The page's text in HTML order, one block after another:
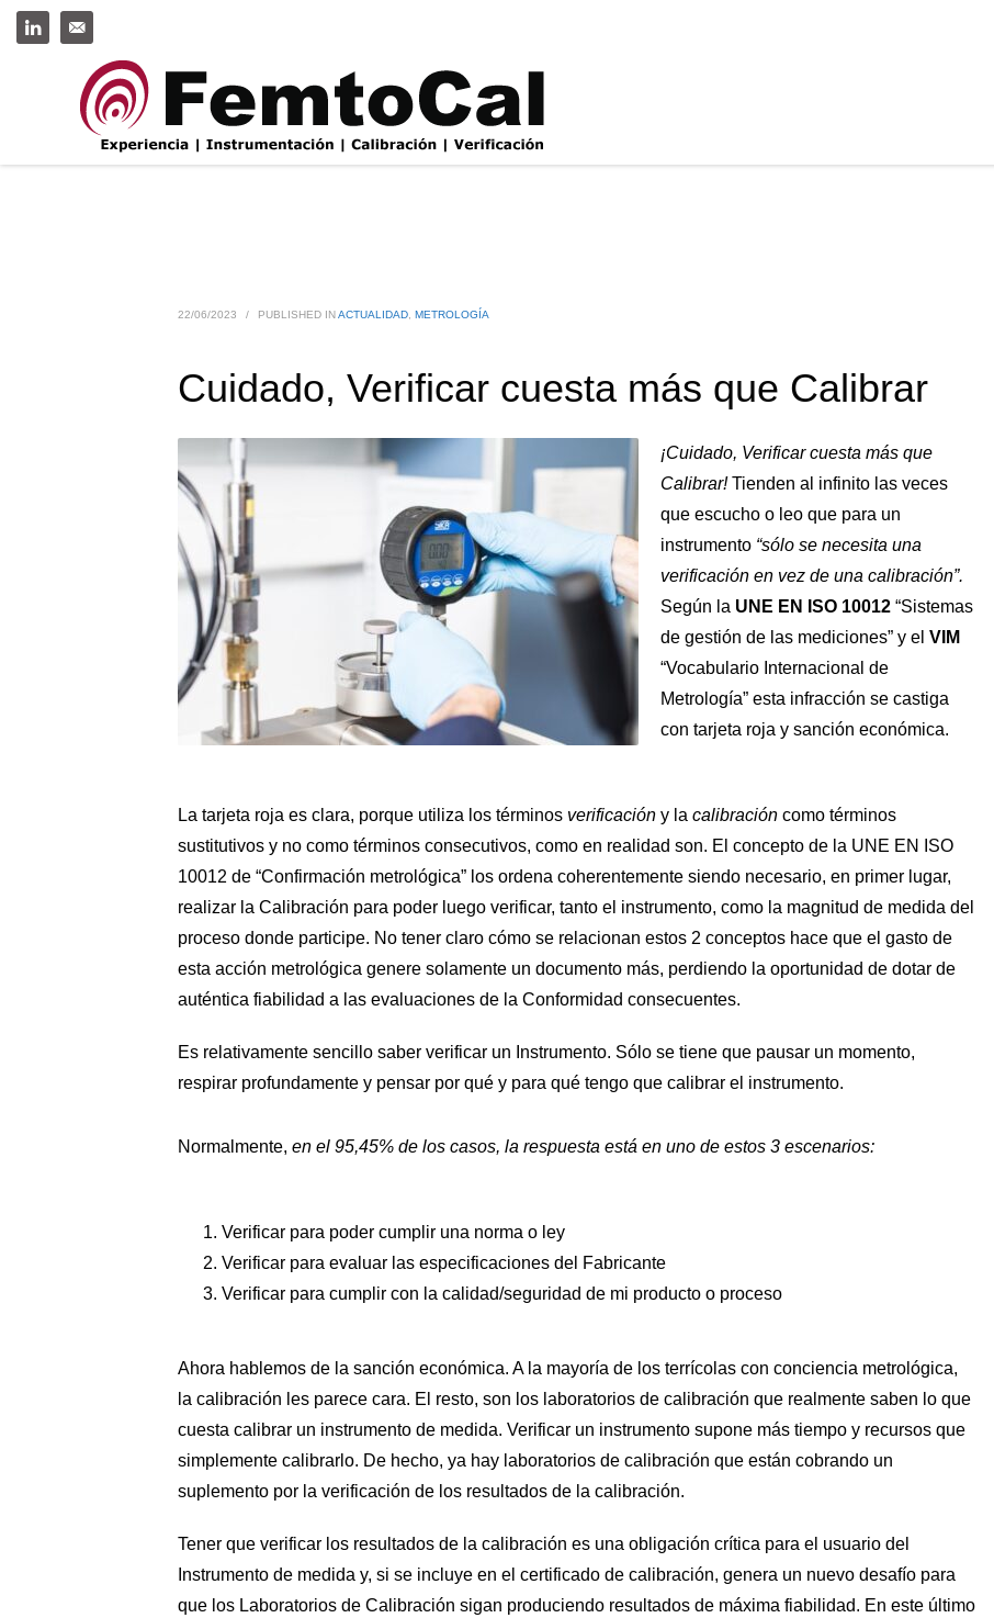
22/06/2023 / PUBLISHED INACTUALIDAD METROLOGÍA
Cuidado, Verificar cuesta más que Calibrar
¡Cuidado, Verificar cuesta más que
Calibrar!Tienden al infinito las veces
que escucho o leo que para un
instrumento “sólo se necesita una
verificación en vez de una calibración”.
Según la UNE EN ISO 10012 “Sistemas
de gestión de las mediciones” y el VIM
“Vocabulario Internacional de
Metrología” esta infracción se castiga
con tarjeta roja y sanción económica.
La tarjeta roja es clara, porque utiliza los términos verificación y la calibración como términos
sustitutivos y no como términos consecutivos, como en realidad son. El concepto de la UNE EN ISO
10012 de “Confirmación metrológica” los ordena coherentemente siendo necesario, en primer lugar,
realizar la Calibración para poder luego verificar, tanto el instrumento, como la magnitud de medida del
proceso donde participe. No tener claro cómo se relacionan estos 2 conceptos hace que el gasto de
esta acción metrológica genere solamente un documento más, perdiendo la oportunidad de dotar de
auténtica fiabilidad a las evaluaciones de la Conformidad consecuentes.
Es relativamente sencillo saber verificar un Instrumento. Sólo se tiene que pausar un momento,
respirar profundamente y pensar por qué y para qué tengo que calibrar el instrumento.
Normalmente, en el 95,45% de los casos, la respuesta está en uno de estos 3 escenarios:
Verificar para poder cumplir una norma o ley
Verificar para evaluar las especificaciones del Fabricante
Verificar para cumplir con la calidad/seguridad de mi producto o proceso
Ahora hablemos de la sanción económica. A la mayoría de los terrícolas con conciencia metrológica,
la calibración les parece cara. El resto, son los laboratorios de calibración que realmente saben lo que
cuesta calibrar un instrumento de medida. Verificar un instrumento supone más tiempo y recursos que
simplemente calibrarlo. De hecho, ya hay laboratorios de calibración que están cobrando un
suplemento por la verificación de los resultados de la calibración.
Tener que verificar los resultados de la calibración es una obligación crítica para el usuario del
Instrumento de medida y, si se incluye en el certificado de calibración, genera un nuevo desafío para
que los Laboratorios de Calibración sigan produciendo resultados de máxima fiabilidad. En este último